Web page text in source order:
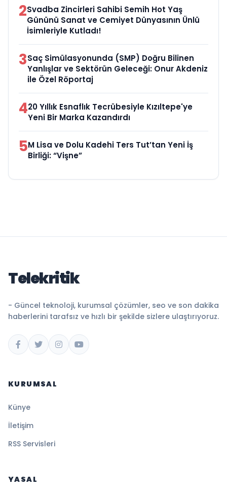
2Svadba Zincirleri Sahibi Semih Hot Yaş
Gününü Sanat ve Cemiyet Dünyasının Ünlü
İsimleriyle Kutladı!
3Saç Simülasyonunda (SMP) Doğru Bilinen
Yanlışlar ve Sektörün Geleceği: Onur Akdeniz
ile Özel Röportaj
420 Yıllık Esnaflık Tecrübesiyle Kızıltepe'ye
Yeni Bir Marka Kazandırdı
5M Lisa ve Dolu Kadehi Ters Tut’tan Yeni İş
Birliği: “Vişne”
Telekritik
- Güncel teknoloji, kurumsal çözümler, seo ve son dakika
haberlerini tarafsız ve hızlı bir şekilde sizlere ulaştırıyoruz.
KURUMSAL
Künye
İletişim
RSS Servisleri
YASAL